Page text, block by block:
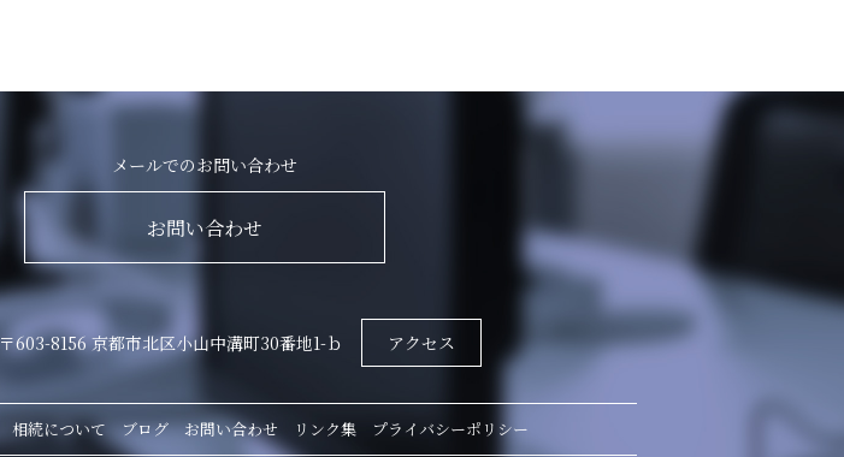
メールでのお問い合わせ
お問い合わせ
〒603-8156 京都市北区小山中溝町30番地1-ｂ アクセス
相続について ブログ お問い合わせ リンク集 プライバシーポリシー